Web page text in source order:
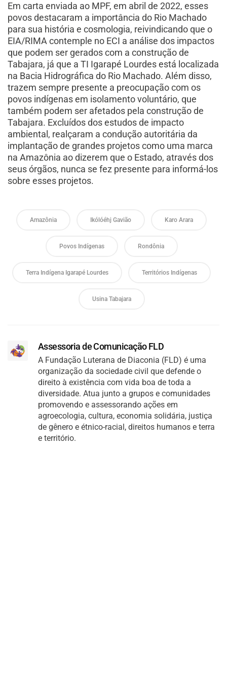
Em carta enviada ao MPF, em abril de 2022, esses
povos destacaram a importância do Rio Machado
para sua história e cosmologia, reivindicando que o
EIA/RIMA contemple no ECI a análise dos impactos
que podem ser gerados com a construção de
Tabajara, já que a TI Igarapé Lourdes está localizada
na Bacia Hidrográfica do Rio Machado. Além disso,
trazem sempre presente a preocupação com os
povos indígenas em isolamento voluntário, que
também podem ser afetados pela construção de
Tabajara. Excluídos dos estudos de impacto
ambiental, realçaram a condução autoritária da
implantação de grandes projetos como uma marca
na Amazônia ao dizerem que o Estado, através dos
seus órgãos, nunca se fez presente para informá-los
sobre esses projetos.
Amazônia Ikólóéhj Gavião Karo Arara
Povos Indígenas Rondônia
Terra Indígena Igarapé Lourdes Territórios Indígenas
Usina Tabajara
Assessoria de Comunicação FLD
A Fundação Luterana de Diaconia (FLD) é uma
organização da sociedade civil que defende o
direito à existência com vida boa de toda a
diversidade. Atua junto a grupos e comunidades
promovendo e assessorando ações em
agroecologia, cultura, economia solidária, justiça
de gênero e étnico-racial, direitos humanos e terra
e território.